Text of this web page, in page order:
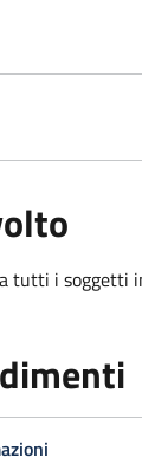
tutti i soggetti